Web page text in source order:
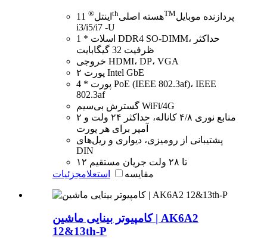
اینتل® thهسته اصلیTMپردازنده موبایل
i3/i5/i7 -U
1 * اسلات DDR4 SO-DIMM، حداکثر
ظرفیت 32 گیگابایت
خروجی HDMI، DP، VGA
۲ پورت Intel GbE
4 * پورت PoE (IEEE 802.3af)، IEEE
802.3af
گسترش بی‌سیم WiFi/4G
منابع نوری ۴/۸ کاناله، حداکثر ۲۴ ولت و ۲
آمپر برای هر پورت
پشتیبانی از رومیزی، دیواری و ریل‌های
DIN
۱۲ تا ۲۸ ولت جریان مستقیم
مقایسه
استعلامجزئیات
کامپیوتر بینایی ماشین | AK6A2
12&13th-P